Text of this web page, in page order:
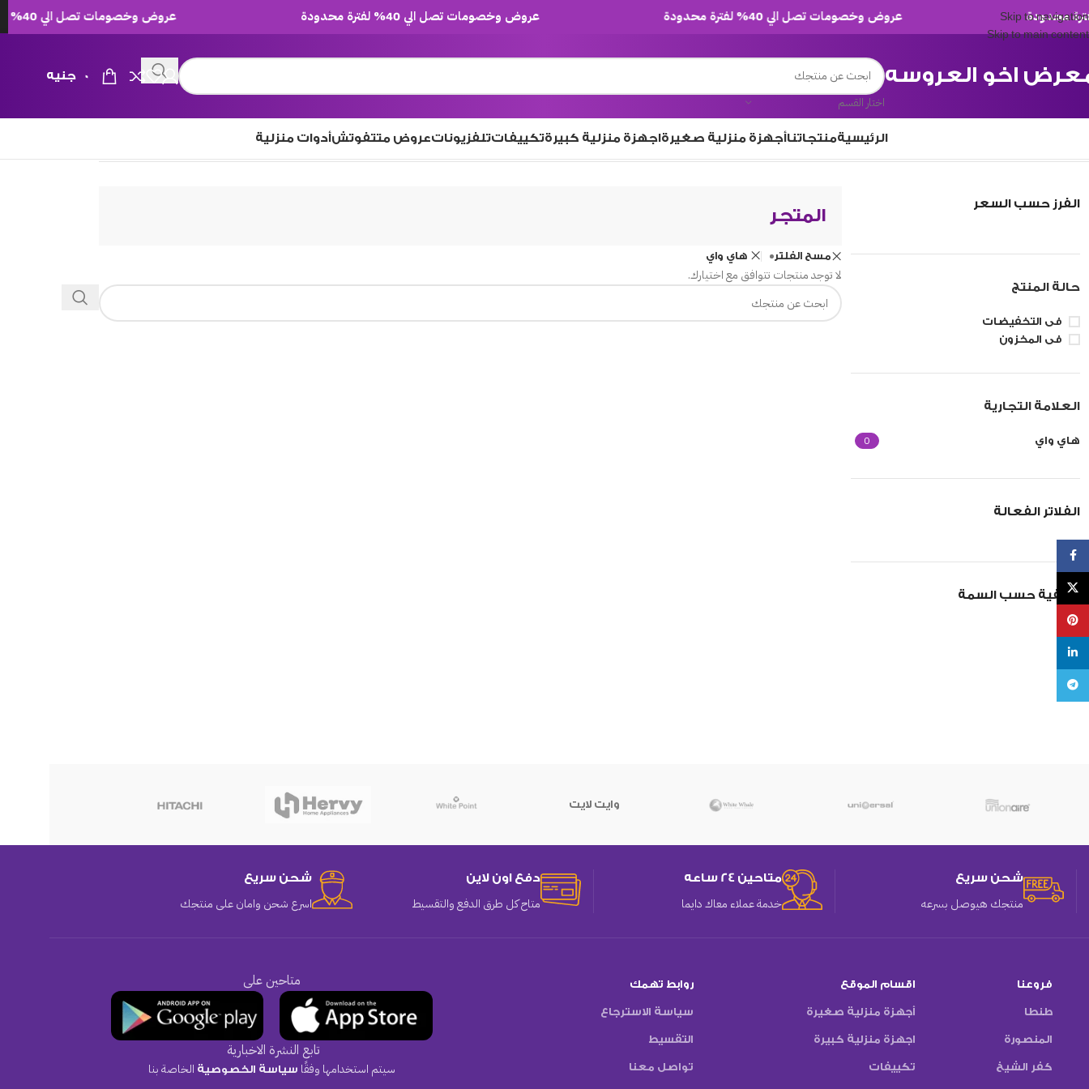
Skip to navigation
Skip to main content
عروض وخصومات تصل الي 40% لفترة محدودة عروض وخصومات تصل الي 40% لفترة محدودة عروض وخصومات تصل الي 40% لفترة محدودة
اخو العروسه
اختار القسم
0 جنيه
الرئيسيةمنتجاتناأجهزة منزلية صغيرةاجهزة منزلية كبيرةتكييفاتتلفزيوناتعروض متتفوتشأدوات منزلية
الفرز حسب السعر
حالة المنتج
فى التخفيضات
فى المخزون
العلامة التجارية
هاي واي 0
الفلاتر الفعالة
تصفية حسب السمة
المتجر
مسح الفلتر هاي واي
لا توجد منتجات تتوافق مع اختيارك.
وايت لايت
شحن سريع
منتجك هيوصل بسرعه
متاحين 24 ساعه
خدمة عملاء معاك دايما
دفع اون لاين
متاح كل طرق الدفع والتقسيط
شحن سريع
اسرع شحن وامان على منتجك
فروعنا
طنطا
المنصورة
كفر الشيخ
اقسام الموقع
أجهزة منزلية صغيرة
اجهزة منزلية كبيرة
تكييفات
روابط تهمك
سياسة الاسترجاع
التقسيط
تواصل معنا
متاحين على
تابع النشرة الاخبارية
سيتم استخدامها وفقًا سياسة الخصوصية الخاصة بنا
X